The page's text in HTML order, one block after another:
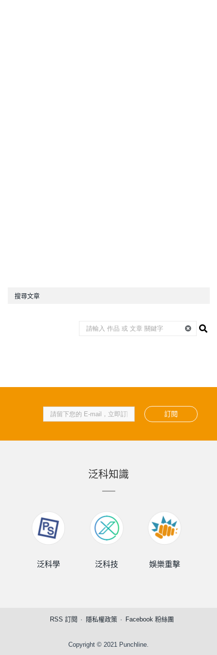
搜尋文章
訂閱
泛科知識
泛科學 泛科技 娛樂重擊
RSS 訂閱 隱私權政策 Facebook 粉絲團
Copyright © 2021 Punchline.